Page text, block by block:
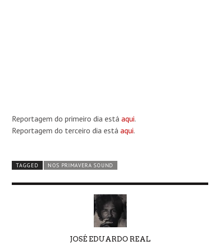
Reportagem do primeiro dia está aqui.
Reportagem do terceiro dia está aqui.
TAGGED NOS PRIMAVERA SOUND
JOSÉ EDUARDO REAL